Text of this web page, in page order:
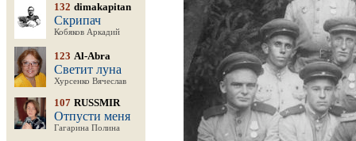
132 dimakapitan
Скрипач
Кобяков Аркадий
123 Al-Abra
Светит луна
Хурсенко Вячеслав
107 RUSSMIR
Отпусти меня
Гагарина Полина